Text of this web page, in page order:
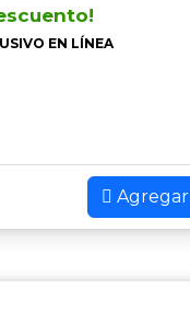
EN LÍNEA
Agregar